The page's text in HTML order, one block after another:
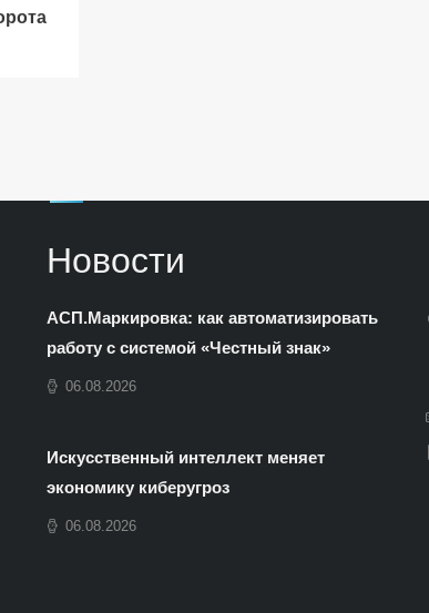
Новости
АСП.Маркировка: как автоматизировать
работу с системой «Честный знак»
06.08.2026
Искусственный интеллект меняет
экономику киберугроз
06.08.2026